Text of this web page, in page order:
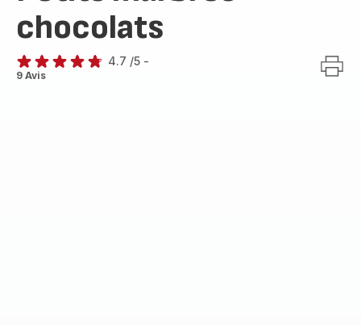
chocolats
ratings.4.7
4.7 /5 -
9 Avis